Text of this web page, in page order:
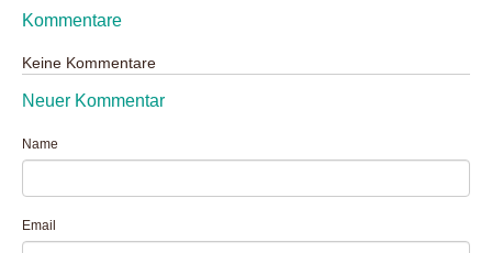
Kommentare
Keine Kommentare
Neuer Kommentar
Name
Email